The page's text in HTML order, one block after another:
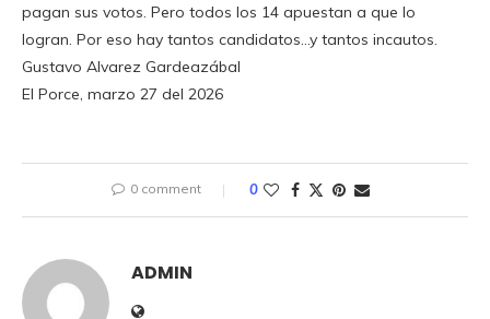
pagan sus votos. Pero todos los 14 apuestan a que lo
logran. Por eso hay tantos candidatos…y tantos incautos.
Gustavo Alvarez Gardeazábal
El Porce, marzo 27 del 2026
0 comment 0
ADMIN